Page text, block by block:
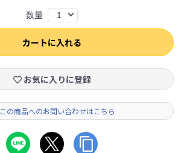
数量 1
カートに入れる
お気に入りに登録
この商品へのお問い合わせはこちら